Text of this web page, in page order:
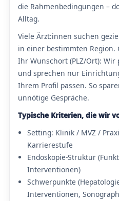
die Rahmenbedingungen –
Alltag.
Viele Ärzt:innen suchen
in einer bestimmten
Ihr Wunschort (PLZ/Ort):
und sprechen nur
Ihrem Profil passen. So
unnötige Gespräche.
Typische Kriterien, die wir
Setting: Klinik / MVZ /
Karrierestufe
Endoskopie-Struktur
Interventionen)
Schwerpunkte
Interventionen,